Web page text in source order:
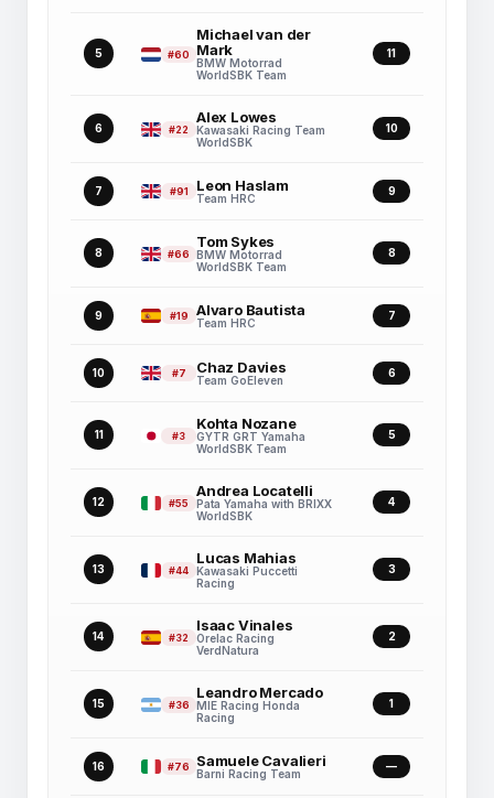
5 #60
Michael van der
Mark
BMW Motorrad
WorldSBK Team
11
6 #22
Alex Lowes
Kawasaki Racing Team
WorldSBK
10
7 #91 Leon Haslam
Team HRC
9
8 #66
Tom Sykes
BMW Motorrad
WorldSBK Team
8
9 #19 Alvaro Bautista
Team HRC
7
10 #7 Chaz Davies
Team GoEleven
6
11 #3
Kohta Nozane
GYTR GRT Yamaha
WorldSBK Team
5
12 #55
Andrea Locatelli
Pata Yamaha with BRIXX
WorldSBK
4
13 #44
Lucas Mahias
Kawasaki Puccetti
Racing
3
14 #32
Isaac Vinales
Orelac Racing
VerdNatura
2
15 #36
Leandro Mercado
MIE Racing Honda
Racing
1
16 #76 Samuele Cavalieri
Barni Racing Team
—